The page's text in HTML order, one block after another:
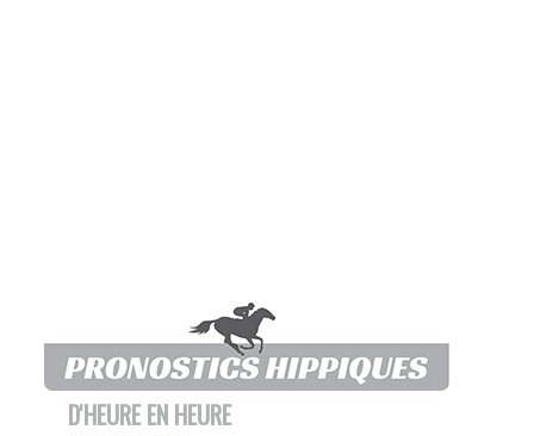
D'HEURE EN HEURE